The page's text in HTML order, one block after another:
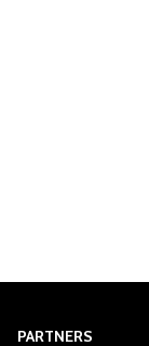
PARTNERS